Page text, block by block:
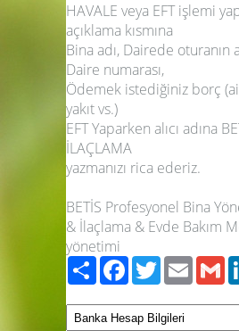
HAVALE veya EFT işlemi
açıklama kısmına
Bina adı, Dairede oturanın
Daire numarası,
Ödemek istediğiniz borç
yakıt vs.)
EFT Yaparken alıcı adına
İLAÇLAMA
yazmanızı rica ederiz.
BETİS Profesyonel Bina
& İlaçlama & Evde Bakım
yönetimi
PaylaşFacebook
TwitterEmail